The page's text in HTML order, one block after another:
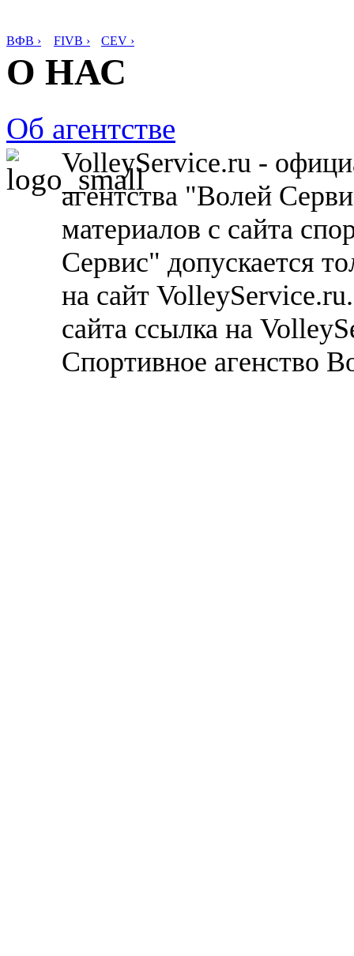
ВФВ › FIVB › CEV ›
О НАС
Об агентстве
VolleyService.ru -
агентства "Волей
материалов с сайта
Сервис" допускается
на сайт
сайта ссылка на
Спортивное агенство